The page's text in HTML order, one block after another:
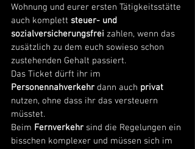
Wohnung und eurer ersten Tätigkeitsstätte
auch komplett steuer- und
sozialversicherungsfrei zahlen, wenn das
zusätzlich zu dem euch sowieso schon
zustehenden Gehalt passiert.
Das Ticket dürft ihr im
Personennahverkehr dann auch privat
nutzen, ohne dass ihr das versteuern
müsstet.
Beim Fernverkehr sind die Regelungen ein
bisschen komplexer und müssen sich im